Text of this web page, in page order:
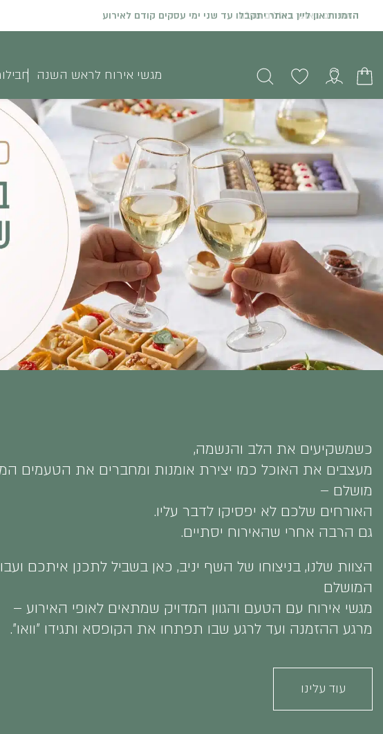
המחירים באתר כוללים מע"מ
מגשי אירוח לראש השנה
כשמשקיעים את הלב והנשמה,
מעצבים את האוכל כמו יצירת אומנות ומחברים את הטעמים
מושלם –
האורחים שלכם לא יפסיקו לדבר עליו.
גם הרבה אחרי שהאירוח יסתיים.
הצוות שלנו, בניצוחו של השף יניב, כאן בשביל לתכנן איתכם
המושלם
מגשי אירוח עם הטעם והגוון המדויק שמתאים לאופי האירוע –
מרגע ההזמנה ועד לרגע שבו תפתחו את הקופסא ותגידו ״וואו״.
עוד עלינו